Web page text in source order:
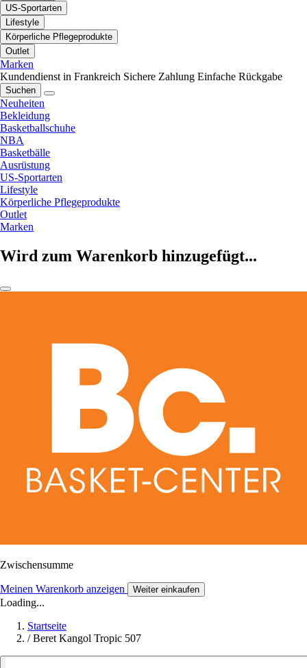
US-Sportarten
Lifestyle
Körperliche Pflegeprodukte
Outlet
Marken
Kundendienst in Frankreich Sichere Zahlung Einfache Rückgabe
Suchen
Neuheiten
Bekleidung
Basketballschuhe
NBA
Basketbälle
Ausrüstung
US-Sportarten
Lifestyle
Körperliche Pflegeprodukte
Outlet
Marken
Wird zum Warenkorb hinzugefügt...
Zwischensumme
Meinen Warenkorb anzeigen Weiter einkaufen
Loading...
Startseite
/ Beret Kangol Tropic 507